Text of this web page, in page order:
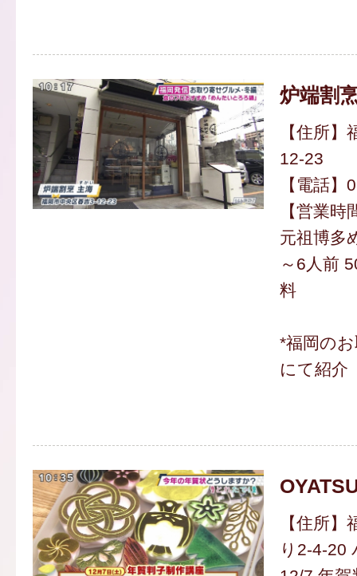
炉端割
【住所
12-23
【電話
【営業
元祖博多
～6人前
料
*福岡の
にて紹介
【住所
り2-4-20